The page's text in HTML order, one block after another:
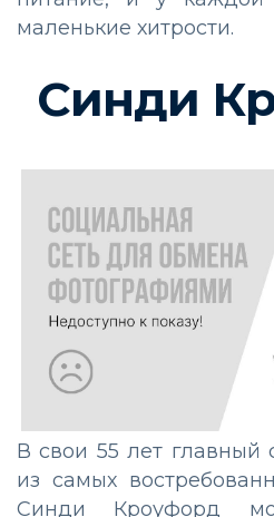
маленькие хитрости.
Синди
В свои 55 лет главный
из самых
Синди Кроуфорд